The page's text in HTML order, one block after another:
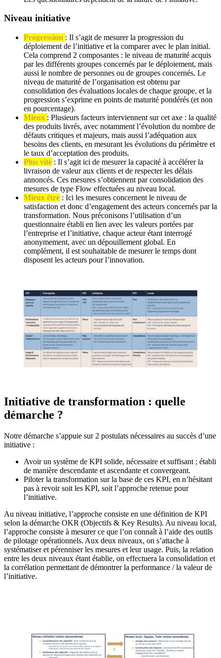
Niveau initiative
Progression : Il s’agit de mesurer la progression du
déploiement de l’initiative et la comparer avec le plan initial.
Cela comprend 2 composantes : le niveau de maturité acquis
par les différents groupes concernés par le déploiement, mais
aussi le nombre de personnes ou de groupes concernés. Le
niveau de maturité de l’organisation est obtenu par
consolidation des évaluations locales de chaque groupe, et la
progression s’exprime en points de maturité pondérés (et non
en pourcentage).
Mieux : Plusieurs facteurs interviennent sur cet axe : la qualité
des produits livrés, avec notamment l’évolution du nombre de
défauts critiques et majeurs, mais aussi l’adéquation aux
besoins des clients, en mesurant les évolutions du périmètre et
le taux d’acceptation des produits.
Plus vite : Il s’agit ici de mesurer la capacité à accélérer la
livraison de valeur aux clients et de respecter les délais
annoncés. Ces mesures s’obtiennent par consolidation des
mesures de type Flow effectuées au niveau local.
Mieux être : Ici les mesures concernent le niveau de
satisfaction et donc d’engagement des acteurs concernés par la
transformation. Nous préconisons l’utilisation d’un
questionnaire établi en lien avec les valeurs portées par
l’entreprise et l’initiative, chaque acteur étant interrogé
anonymement, avec un dépouillement global. En
complément, il est souhaitable de mesurer le temps dont
disposent les acteurs pour l’innovation.
Initiative de transformation : quelle
démarche ?
Notre démarche s’appuie sur 2 postulats nécessaires au succès d’une
initiative :
Avoir un système de KPI solide, nécessaire et suffisant ; établi
de manière descendante et ascendante et convergeant.
Piloter la transformation sur la base de ces KPI, en n’hésitant
pas à revoir soit les KPI, soit l’approche retenue pour
l’initiative.
Au niveau initiative, l’approche consiste en une définition de KPI
selon la démarche OKR (Objectifs & Key Results). Au niveau local,
l’approche consiste à mesurer ce que l’on connaît à l’aide des outils
de pilotage opérationnels. Aux deux niveaux, on s’attache à
systématiser et pérenniser les mesures et leur usage. Puis, la relation
entre les deux niveaux étant établie, on effectuera la consolidation et
la corrélation permettant de démontrer la performance / la valeur de
l’initiative.